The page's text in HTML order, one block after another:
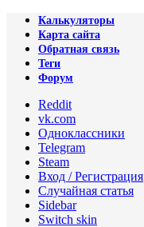
Калькуляторы
Карта сайта
Обратная связь
Теги
Форум
Reddit
vk.com
Одноклассники
Telegram
Steam
Вход / Регистрация
Случайная статья
Sidebar
Switch skin